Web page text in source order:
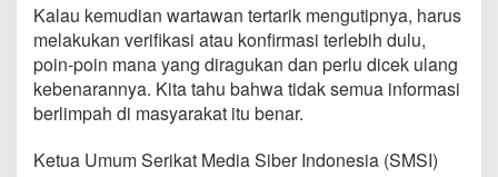
Kalau kemudian wartawan tertarik mengutipnya, harus
melakukan verifikasi atau konfirmasi terlebih dulu,
poin-poin mana yang diragukan dan perlu dicek ulang
kebenarannya. Kita tahu bahwa tidak semua informasi
berlimpah di masyarakat itu benar.
Ketua Umum Serikat Media Siber Indonesia (SMSI)